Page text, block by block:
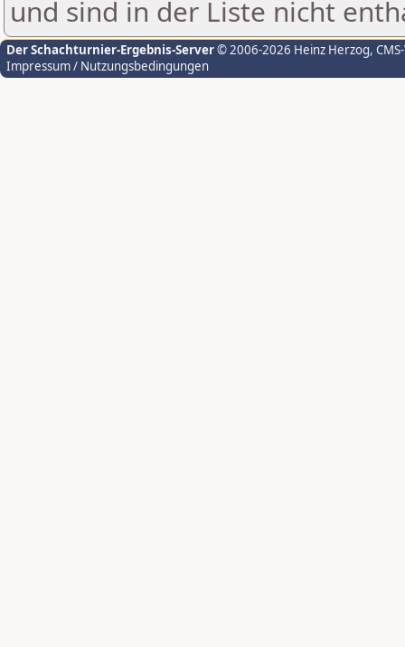
und sind in der Liste nicht
Der Schachturnier-Ergebnis-Server© 2006-2026 Heinz Herzog,
Impressum / Nutzungsbedingungen